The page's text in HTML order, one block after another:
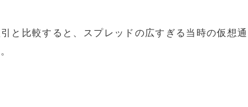
と比較すると、スプレッドの広すぎる当時の仮想通